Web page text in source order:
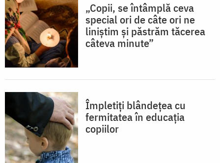
„Copii, se întâmplă ceva
special ori de câte ori ne
liniștim și păstrăm tăcerea
câteva minute”
Împletiți blândețea cu
fermitatea în educația
copiilor